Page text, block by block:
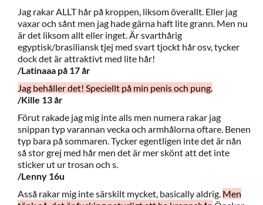
Jag rakar ALLT hår på kroppen, liksom överallt. Eller jag
vaxar och sånt men jag hade gärna haft lite grann. Men nu
är det liksom allt eller inget. Är svarthårig
egyptisk/brasiliansk tjej med svart tjockt hår osv, tycker
dock det är attraktivt med lite hår!
/Latinaaa på 17 år
Jag behåller det! Speciellt på min penis och pung.
/Kille 13 år
Förut rakade jag mig inte alls men numera rakar jag
snippan typ varannan vecka och armhålorna oftare. Benen
typ bara på sommaren. Tycker egentligen inte det är nån
så stor grej med hår men det är mer skönt att det inte
sticker ut ur trosan och s.
/Lenny 16u
Asså rakar mig inte särskilt mycket, basically aldrig. Men